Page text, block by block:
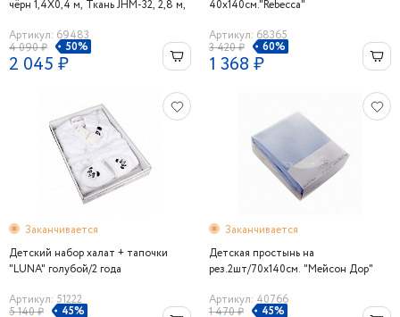
чёрн 1,4Х0,4 м, Ткань JHM-32, 2,8 м,
Артикул: 69483
4 090 ₽
50%
2 045 ₽
40х140см."Rebecca"
Артикул: 68365
3 420 ₽
60%
1 368 ₽
Заканчивается
Детский набор халат + тапочки
"LUNA" голубой/2 года
Артикул: 51222
5 140 ₽
45%
Заканчивается
Детская простынь на
рез.2шт/70x140см. "Мейсон Дор"
Артикул: 40766
1 470 ₽
45%